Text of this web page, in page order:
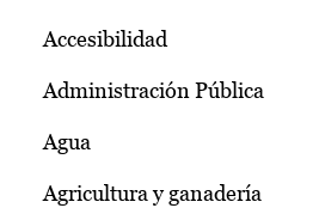
Accesibilidad
Administración Pública
Agua
Agricultura y ganadería